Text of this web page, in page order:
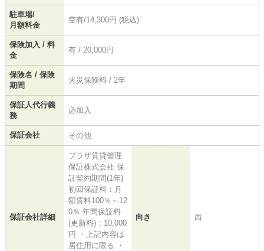
駐車場/
月額料金
空有/14,300円 (税込)
保険加入 / 料
金
有 / 20,000円
保険名 / 保険
期間
火災保険料 / 2年
保証人代行義
務
必加入
保証会社 その他
保証会社詳細
プラザ賃貸管理
保証株式会社 保
証契約期間(1年)
初回保証料：月
額賃料100％～12
0％ 年間保証料
(更新料)：10,000
円 ・上記内容は
居住用に限る ・
向き 西